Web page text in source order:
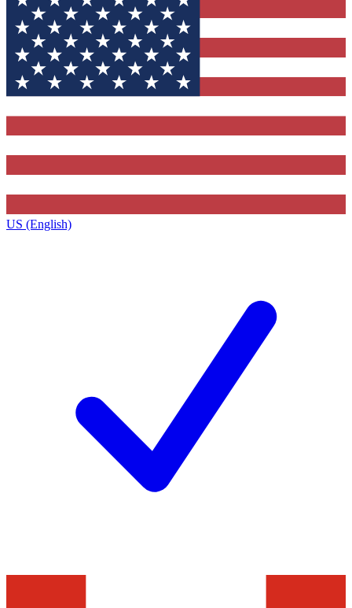
US (English)